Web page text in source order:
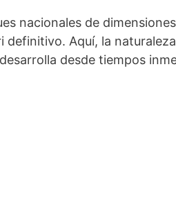
nacionales de
Aquí, la
desde tiempos